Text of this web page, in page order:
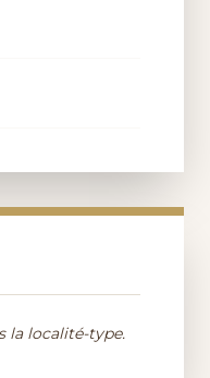
la localité-type.